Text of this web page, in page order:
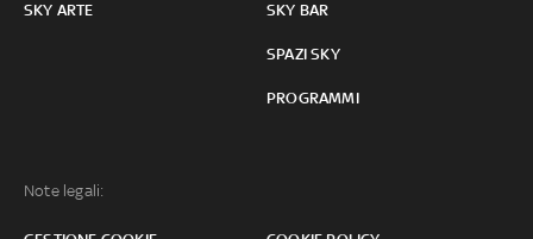
SKY ARTE SKY BAR
SPAZI SKY
PROGRAMMI
Note legali: